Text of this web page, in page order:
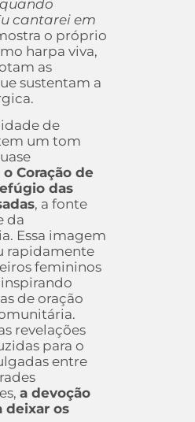
cantarei em
o próprio
harpa viva,
as
sustentam a
de
um tom
o Coração de
das
, a fonte
da
Essa imagem
rapidamente
femininos
de oração
revelações
para o
entre
a devoção
deixar os